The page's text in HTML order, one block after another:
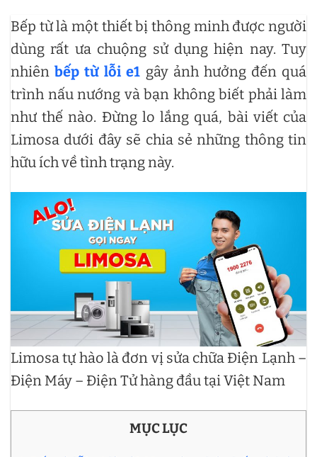
Bếp từ là một thiết bị thông minh được người
dùng rất ưa chuộng sử dụng hiện nay. Tuy
nhiênbếp từ lỗi e1 gây ảnh hưởng đến quá
trình nấu nướng và bạn không biết phải làm
như thế nào. Đừng lo lắng quá, bài viết của
Limosa dưới đây sẽ chia sẻ những thông tin
hữu ích về tình trạng này.
Limosa tự hào là đơn vị sửa chữa Điện Lạnh –
Điện Máy – Điện Tử hàng đầu tại Việt Nam
MỤC LỤC